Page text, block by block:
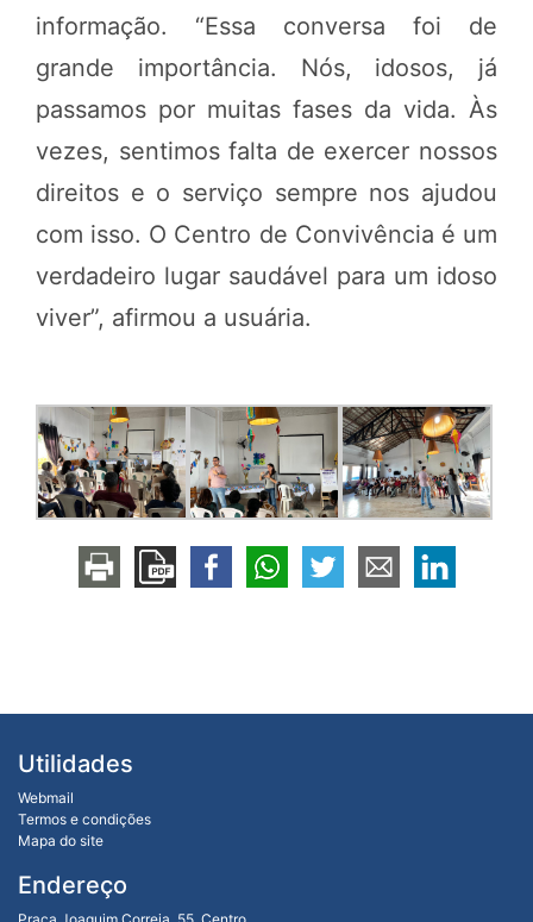
informação. “Essa conversa foi de
grande importância. Nós, idosos, já
passamos por muitas fases da vida. Às
vezes, sentimos falta de exercer nossos
direitos e o serviço sempre nos ajudou
com isso. O Centro de Convivência é um
verdadeiro lugar saudável para um idoso
viver”, afirmou a usuária.
Utilidades
Webmail
Termos e condições
Mapa do site
Endereço